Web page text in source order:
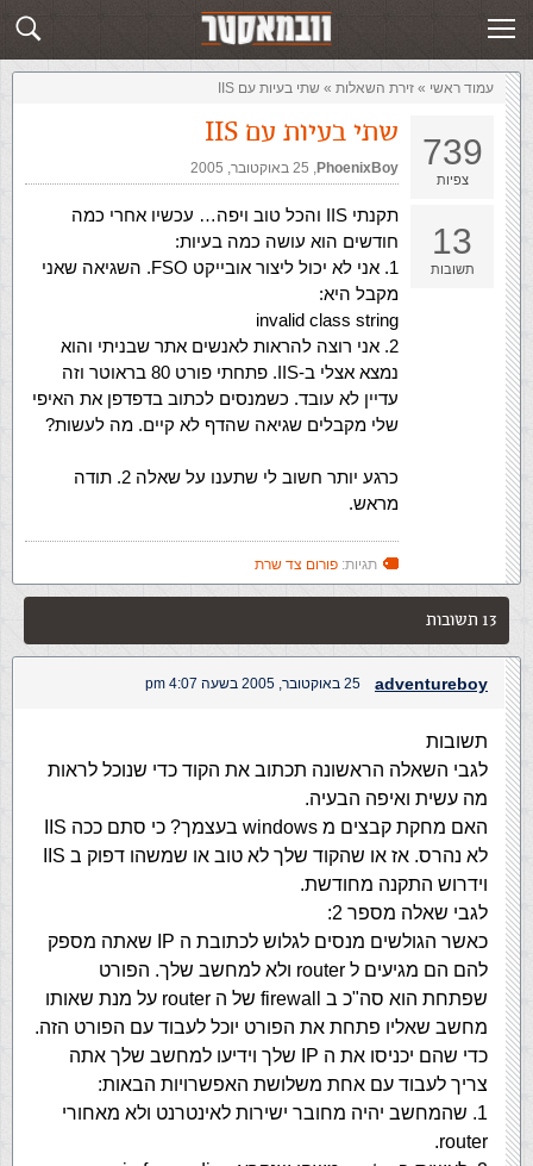
שלח תשובה זירת השאלות
עמוד ראשי » ‏זירת השאלות‏ » שתי בעיות עם IIS
739
צפיות
13
תשובות
שתי בעיות עם IIS
PhoenixBoy
,‏ 25 באוקטובר, 2005
תקנתי IIS והכל טוב ויפה… עכשיו אחרי כמה
חודשים הוא עושה כמה בעיות:
1. אני לא יכול ליצור אובייקט FSO. השגיאה שאני
מקבל היא:
invalid class string
2. אני רוצה להראות לאנשים אתר שבניתי והוא
נמצא אצלי ב-IIS. פתחתי פורט 80 בראוטר וזה
עדיין לא עובד. כשמנסים לכתוב בדפדפן את האיפי
שלי מקבלים שגיאה שהדף לא קיים. מה לעשות?
כרגע יותר חשוב לי שתענו על שאלה 2. תודה
מראש.
תגיות: פורום צד שרת
13 תשובות
adventureboy 25 באוקטובר, 2005 בשעה 4:07 pm
תשובות
לגבי השאלה הראשונה תכתוב את הקוד כדי שנוכל לראות
מה עשית ואיפה הבעיה.
האם מחקת קבצים מ windows בעצמך? כי סתם ככה IIS
לא נהרס. אז או שהקוד שלך לא טוב או שמשהו דפוק ב IIS
וידרוש התקנה מחודשת.
לגבי שאלה מספר 2:
כאשר הגולשים מנסים לגלוש לכתובת ה IP שאתה מספק
להם הם מגיעים ל router ולא למחשב שלך. הפורט
שפתחת הוא סה"כ ב firewall של ה router על מנת שאותו
מחשב שאליו פתחת את הפורט יוכל לעבוד עם הפורט הזה.
כדי שהם יכניסו את ה IP שלך וידיעו למחשב שלך אתה
צריך לעבוד עם אחת משלושת האפשרויות הבאות:
1. שהמחשב יהיה מחובר ישירות לאינטרנט ולא מאחורי
router.